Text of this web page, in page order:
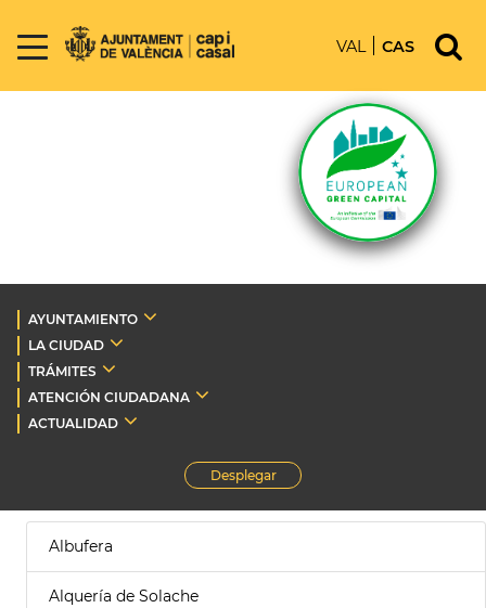
VAL CAS
AYUNTAMIENTO
LA CIUDAD
TRÁMITES
ATENCIÓN CIUDADANA
ACTUALIDAD
Desplegar
Albufera
Alquería de Solache